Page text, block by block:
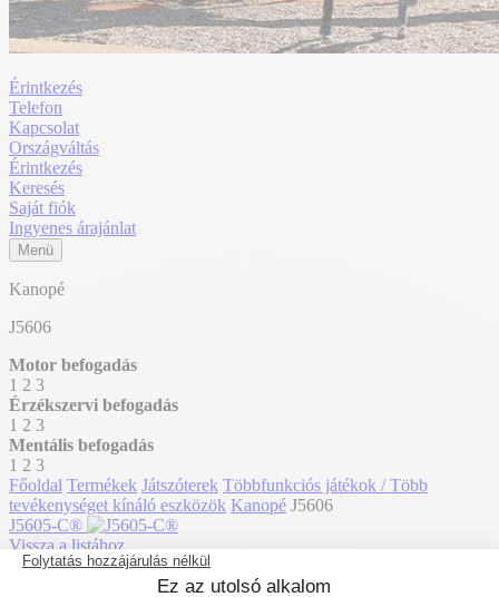
Érintkezés
Telefon
Kapcsolat
Országváltás
Érintkezés
Keresés
Saját fiók
Ingyenes árajánlat
Menü
Kanopé
J5606
Motor befogadás
1 2 3
Érzékszervi befogadás
1 2 3
Mentális befogadás
1 2 3
Főoldal Termékek Játszóterek Többfunkciós játékok / Több
tevékenységet kínáló eszközök Kanopé J5606
J5605-C®
Vissza a listához
J5606-C®